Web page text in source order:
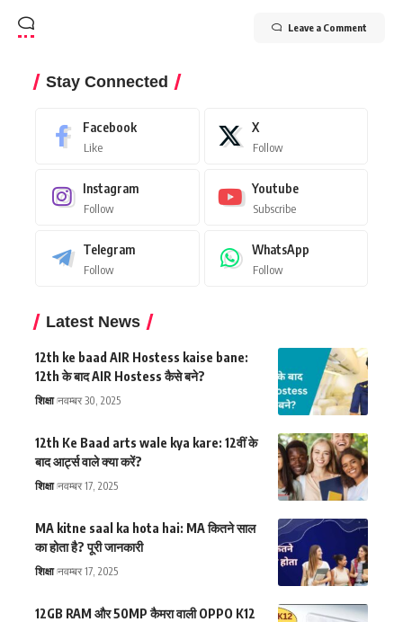
Leave a Comment
Stay Connected
Facebook
Like
X
Follow
Instagram
Follow
Youtube
Subscribe
Telegram
Follow
WhatsApp
Follow
Latest News
12th ke baad AIR Hostess kaise bane:
12th के बाद AIR Hostess कैसे बने?
शिक्षा नवम्बर 30, 2025
12th Ke Baad arts wale kya kare: 12वीं के
बाद आर्ट्स वाले क्या करें?
शिक्षा नवम्बर 17, 2025
MA kitne saal ka hota hai: MA कितने साल
का होता है? पूरी जानकारी
शिक्षा नवम्बर 17, 2025
12GB RAM और 50MP कैमरा वाली OPPO K12